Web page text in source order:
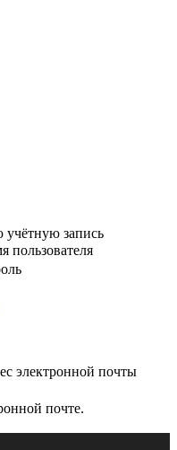
учётную запись
пользователя
электронной почты
почте.